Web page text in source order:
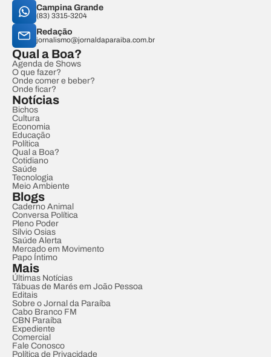
Campina Grande
(83) 3315-3204
Redação
jornalismo@jornaldaparaiba.com.br
Qual a Boa?
Agenda de Shows
O que fazer?
Onde comer e beber?
Onde ficar?
Notícias
Bichos
Cultura
Economia
Educação
Política
Qual a Boa?
Cotidiano
Saúde
Tecnologia
Meio Ambiente
Blogs
Caderno Animal
Conversa Política
Pleno Poder
Sílvio Osias
Saúde Alerta
Mercado em Movimento
Papo Íntimo
Mais
Últimas Notícias
Tábuas de Marés em João Pessoa
Editais
Sobre o Jornal da Paraíba
Cabo Branco FM
CBN Paraíba
Expediente
Comercial
Fale Conosco
Política de Privacidade